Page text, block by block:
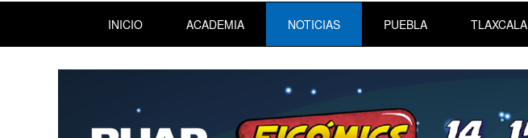
INICIO ACADEMIA NOTICIAS PUEBLA TLAXCALA